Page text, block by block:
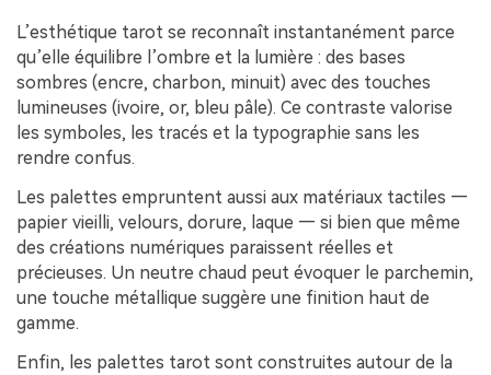
L’esthétique tarot se reconnaît instantanément parce
qu’elle équilibre l’ombre et la lumière : des bases
sombres (encre, charbon, minuit) avec des touches
lumineuses (ivoire, or, bleu pâle). Ce contraste valorise
les symboles, les tracés et la typographie sans les
rendre confus.
Les palettes empruntent aussi aux matériaux tactiles —
papier vieilli, velours, dorure, laque — si bien que même
des créations numériques paraissent réelles et
précieuses. Un neutre chaud peut évoquer le parchemin,
une touche métallique suggère une finition haut de
gamme.
Enfin, les palettes tarot sont construites autour de la